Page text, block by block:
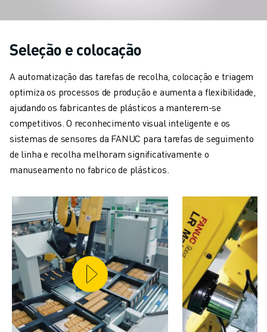
MANIPULAÇÃO DE MATERIAIS
PALETIZAÇÃO
VISÃO E INSPEÇÃO
CORTE A FIO EDM
ESTUDOS DE CASO
SERVIÇO AO CLIENTE
SUPORTE TÉCNICO REMOTO
PEÇAS DE SUBSTITUIÇÃO
REMANUFACTURAÇÃO
FERRAMENTAS DIGITAIS DE SERVIÇO
E-STORE
CENTRO DE DOWNLOADS » MYFANUC
FORMAÇÃO & EDUCAÇÃO
FANUC ACADEMY
SOLUÇÕES PARA INDÚSTRIAS
Seleção e colocação
A automatização das tarefas de recolha, colocação e triagem
optimiza os processos de produção e aumenta a flexibilidade,
ajudando os fabricantes de plásticos a manterem-se
competitivos. O reconhecimento visual inteligente e os
sistemas de sensores da FANUC para tarefas de seguimento
de linha e recolha melhoram significativamente o
manuseamento no fabrico de plásticos.